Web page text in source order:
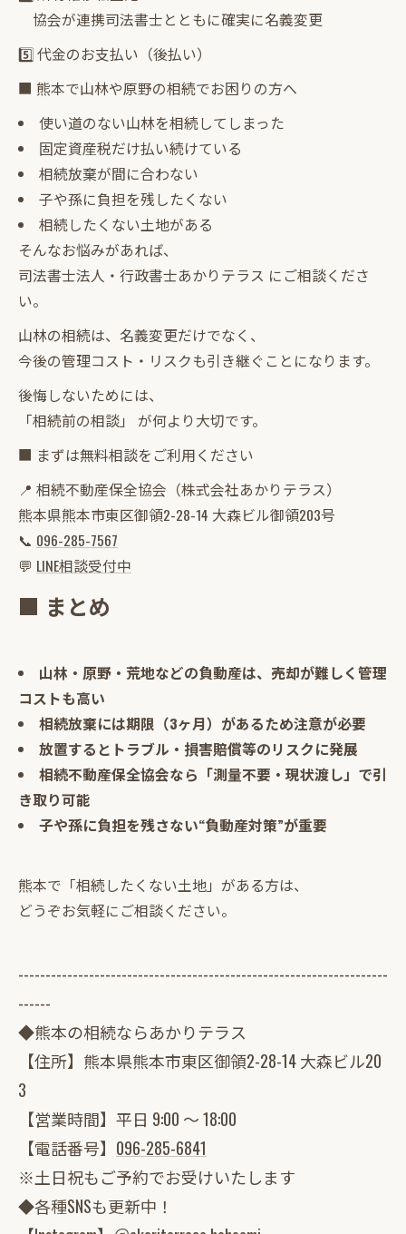
協会が連携司法書士とともに確実に名義変更
5️⃣ 代金のお支払い（後払い）
■ 熊本で山林や原野の相続でお困りの方へ
使い道のない山林を相続してしまった
固定資産税だけ払い続けている
相続放棄が間に合わない
子や孫に負担を残したくない
相続したくない土地がある
そんなお悩みがあれば、
司法書士法人・行政書士あかりテラス にご相談くださ
い。
山林の相続は、名義変更だけでなく、
今後の管理コスト・リスクも引き継ぐことになります。
後悔しないためには、
「相続前の相談」 が何より大切です。
■ まずは無料相談をご利用ください
📍 相続不動産保全協会（株式会社あかりテラス）
熊本県熊本市東区御領2-28-14 大森ビル御領203号
📞 096-285-7567
💬 LINE相談受付中
■ まとめ
山林・原野・荒地などの負動産は、売却が難しく管理
コストも高い
相続放棄には期限（3ヶ月）があるため注意が必要
放置するとトラブル・損害賠償等のリスクに発展
相続不動産保全協会なら「測量不要・現状渡し」で引
き取り可能
子や孫に負担を残さない“負動産対策”が重要
熊本で「相続したくない土地」がある方は、
どうぞお気軽にご相談ください。
--------------------------------------------------------------------
------
◆熊本の相続ならあかりテラス
【住所】熊本県熊本市東区御領2-28-14 大森ビル20
3
【営業時間】平日 9:00 ～ 18:00
【電話番号】 096-285-6841
※土日祝もご予約でお受けいたします
◆各種SNSも更新中！